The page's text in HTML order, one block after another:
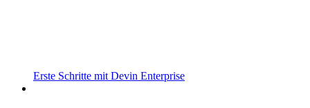
Erste Schritte mit Devin Enterprise